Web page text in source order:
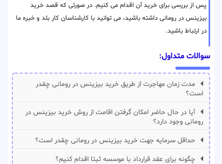
پس از بررسی برای خرید آن اقدام می کنیم. در صورتی که قصد خرید
بیزینس در رومانی داشته باشید، می توانید با کارشناسان کار بلد و خبره ما
در ارتباط باشید.
سوالات متداول:
مدت زمان مهاجرت از طریق خرید بیزینس در رومانی چقدر
است؟
آیا در حال حاضر امکان گرفتن اقامت از روش خرید بیزینس در
رومانی وجود دارد؟
حداقل سرمایه جهت خرید بیزینس در رومانی چقدر است؟
چگونه برای عقد قرارداد با موسسه ثبتا اقدام کنیم؟